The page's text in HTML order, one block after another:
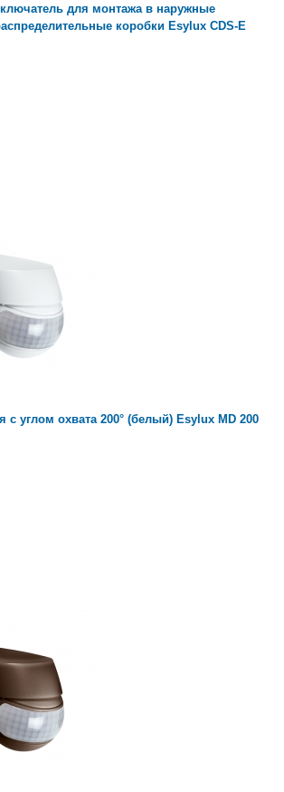
для монтажа в наружные
коробки Esylux CDS-E
с углом охвата 200° (белый) Esylux MD 200